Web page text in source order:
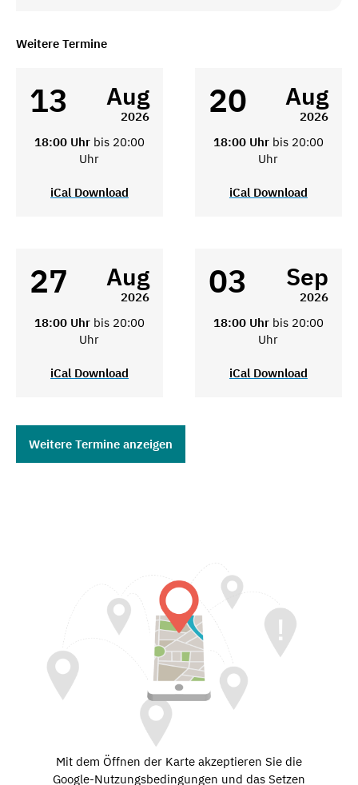
Weitere Termine
13 Aug
2026
18:00 Uhr bis 20:00
Uhr
iCal Download
20 Aug
2026
18:00 Uhr bis 20:00
Uhr
iCal Download
27 Aug
2026
18:00 Uhr bis 20:00
Uhr
iCal Download
03 Sep
2026
18:00 Uhr bis 20:00
Uhr
iCal Download
Weitere Termine anzeigen
Mit dem Öffnen der Karte akzeptieren Sie die
Google-Nutzungsbedingungen und das Setzen